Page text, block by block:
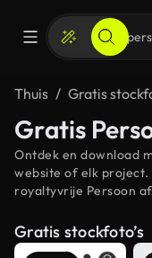
Thuis Gratis
Gratis
Ontdek en download
website of elk
royaltyvrije Persoon
Gratis stockfoto’s